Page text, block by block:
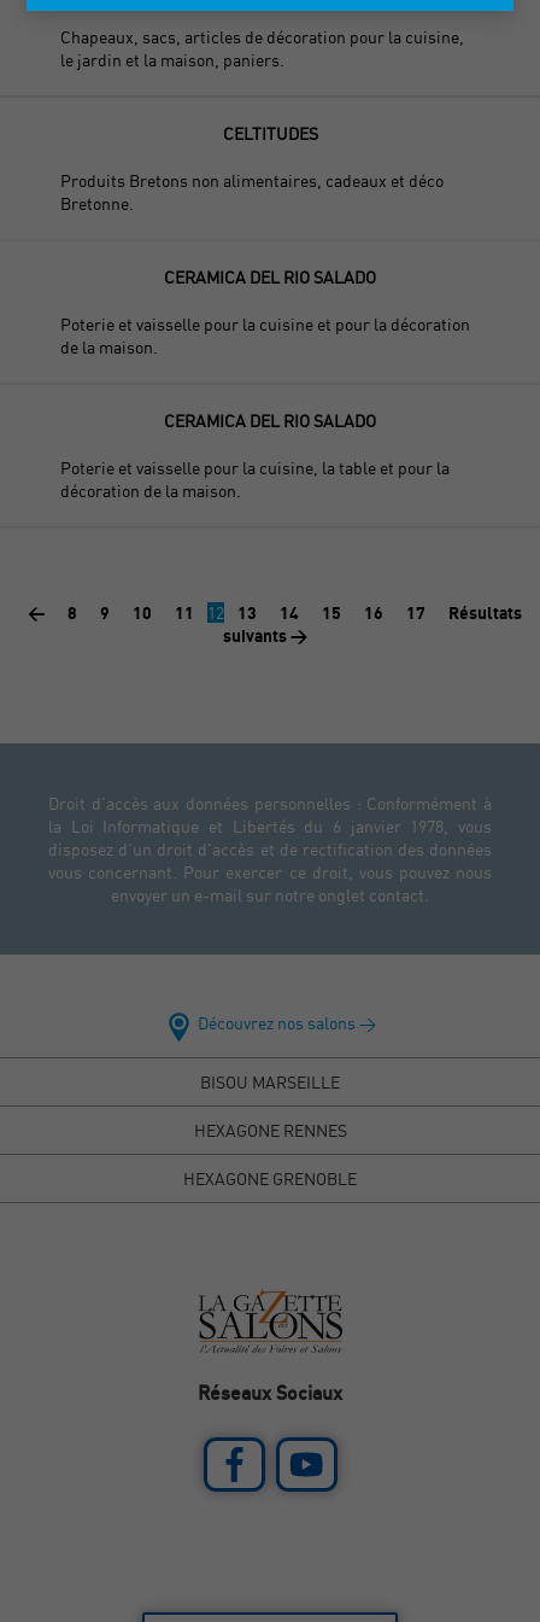
Chapeaux, sacs, articles de décoration pour la cuisine,
le jardin et la maison, paniers.
CELTITUDES
Produits Bretons non alimentaires, cadeaux et déco
Bretonne.
CERAMICA DEL RIO SALADO
Poterie et vaisselle pour la cuisine et pour la décoration
de la maison.
CERAMICA DEL RIO SALADO
Poterie et vaisselle pour la cuisine, la table et pour la
décoration de la maison.
< 8 9 10 11 12 13 14 15 16 17
Résultats
suivants >
Droit d'accès aux données personnelles : Conformément à
la Loi Informatique et Libertés du 6 janvier 1978, vous
disposez d'un droit d'accès et de rectification des données
vous concernant. Pour exercer ce droit, vous pouvez nous
envoyer un e-mail sur notre onglet contact.
Découvrez nos salons >
BISOU MARSEILLE
HEXAGONE RENNES
HEXAGONE GRENOBLE
Réseaux Sociaux